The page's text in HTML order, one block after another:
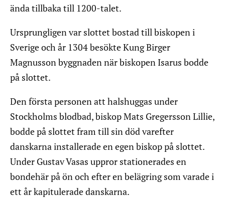
ända tillbaka till 1200-talet.
Ursprungligen var slottet bostad till biskopen i
Sverige och år 1304 besökte Kung Birger
Magnusson byggnaden när biskopen Isarus bodde
på slottet.
Den första personen att halshuggas under
Stockholms blodbad, biskop Mats Gregersson Lillie,
bodde på slottet fram till sin död varefter
danskarna installerade en egen biskop på slottet.
Under Gustav Vasas uppror stationerades en
bondehär på ön och efter en belägring som varade i
ett år kapitulerade danskarna.